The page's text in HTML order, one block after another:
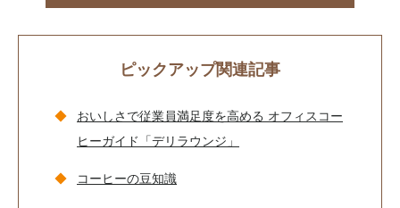
ピックアップ関連記事
おいしさで従業員満足度を高める オフィスコー
ヒーガイド「デリラウンジ」
コーヒーの豆知識